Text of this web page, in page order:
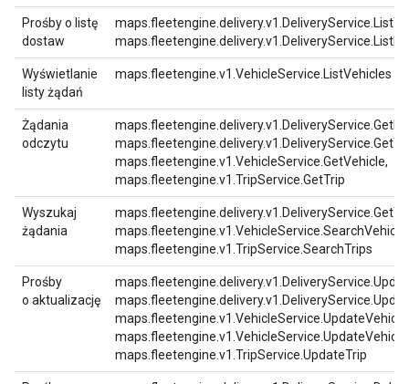
Prośby o listę
dostaw
Wyświetlanie
listy żądań
maps.fleetengine.v1.VehicleService.ListVehicles
Żądania
odczytu
maps.fleetengine.v1.VehicleService.GetVehicle,
maps.fleetengine.v1.TripService.GetTrip
Wyszukaj
żądania
maps.fleetengine.v1.TripService.SearchTrips
Prośby
o aktualizację
maps.fleetengine.v1.VehicleService.UpdateVehicle,
maps.fleetengine.v1.TripService.UpdateTrip